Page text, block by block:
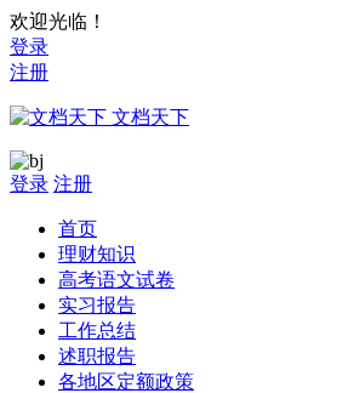
欢迎光临！
登录
注册
文档天下
登录 注册
首页
理财知识
高考语文试卷
实习报告
工作总结
述职报告
各地区定额政策